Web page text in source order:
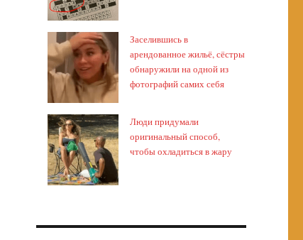
Заселившись в
арендованное жильё, сёстры
обнаружили на одной из
фотографий самих себя
Люди придумали
оригинальный способ,
чтобы охладиться в жару